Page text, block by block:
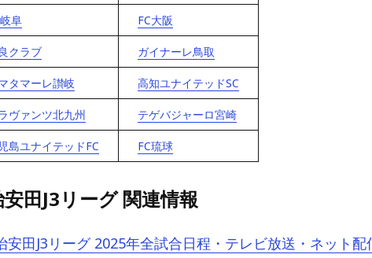
阜 FC大阪
クラブ ガイナーレ鳥取
タマーレ讃岐 高知ユナイテッドSC
ヴァンツ北九州 テゲバジャーロ宮崎
島ユナイテッドFC FC琉球
田J3リーグ 関連情報
安田J3リーグ 2025年全試合日程・テレビ放送・ネット配